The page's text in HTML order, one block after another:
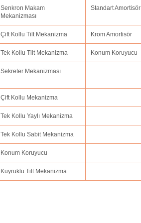
Senkron Makam
Mekanizması
Standart Amortisör
Çift Kollu Tilt Mekanizma Krom Amortisör
Tek Kollu Tilt Mekanizma Konum Koruyucu
Sekreter Mekanizması
Çift Kollu Mekanizma
Tek Kollu Yaylı Mekanizma
Tek Kollu Sabit Mekanizma
Konum Koruyucu
Kuyruklu Tilt Mekanizma